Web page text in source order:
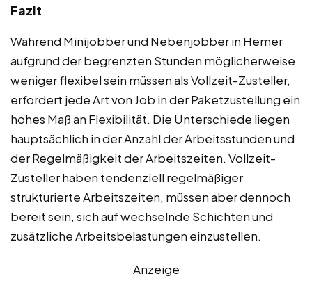
Fazit
Während Minijobber und Nebenjobber in Hemer
aufgrund der begrenzten Stunden möglicherweise
weniger flexibel sein müssen als Vollzeit-Zusteller,
erfordert jede Art von Job in der Paketzustellung ein
hohes Maß an Flexibilität. Die Unterschiede liegen
hauptsächlich in der Anzahl der Arbeitsstunden und
der Regelmäßigkeit der Arbeitszeiten. Vollzeit-
Zusteller haben tendenziell regelmäßiger
strukturierte Arbeitszeiten, müssen aber dennoch
bereit sein, sich auf wechselnde Schichten und
zusätzliche Arbeitsbelastungen einzustellen.
Anzeige